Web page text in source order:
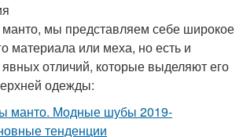
манто, мы представляем себе широкое
материала или меха, но есть и
явных отличий, которые выделяют его
одежды: